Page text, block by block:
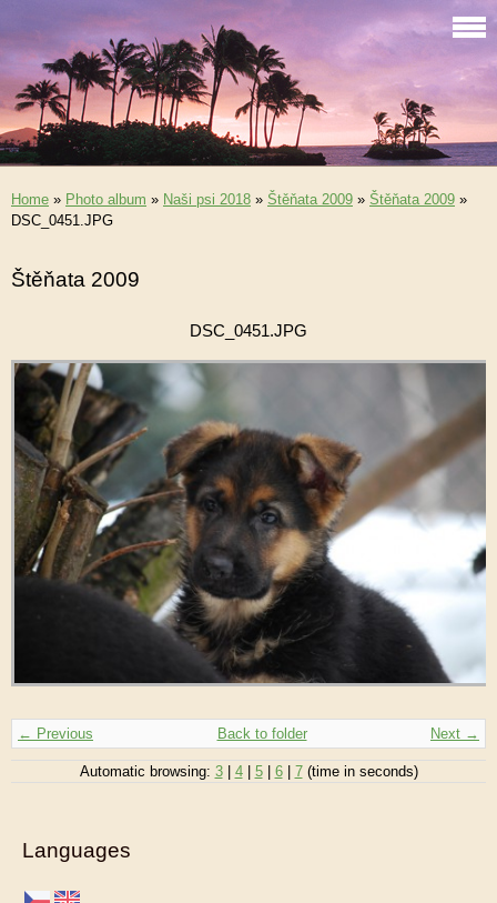
Home » Photo album » Naši psi 2018 » Štěňata 2009 » Štěňata 2009 »
DSC_0451.JPG
Štěňata 2009
DSC_0451.JPG
← Previous Next →
Back to folder
Automatic browsing: 3| 4| 5| 6| 7(time in seconds)
Languages